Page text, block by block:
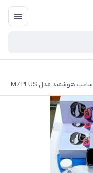
ساعت هوشمند مدل M7 PLUS